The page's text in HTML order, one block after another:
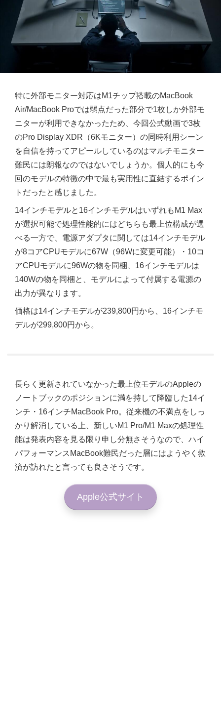
特に外部モニター対応はM1チップ搭載のMacBook
Air/MacBook Proでは弱点だった部分で1枚しか外部モ
ニターが利用できなかったため、今回公式動画で3枚
のPro Display XDR（6Kモニター）の同時利用シーン
を自信を持ってアピールしているのはマルチモニター
難民には朗報なのではないでしょうか。個人的にも今
回のモデルの特徴の中で最も実用性に直結するポイン
トだったと感じました。
14インチモデルと16インチモデルはいずれもM1 Max
が選択可能で処理性能的にはどちらも最上位構成が選
べる一方で、電源アダプタに関しては14インチモデル
が8コアCPUモデルに67W（96Wに変更可能）・10コ
アCPUモデルに96Wの物を同梱、16インチモデルは
140Wの物を同梱と、モデルによって付属する電源の
出力が異なります。
価格は14インチモデルが239,800円から、16インチモ
デルが299,800円から。
長らく更新されていなかった最上位モデルのAppleの
ノートブックのポジションに満を持して降臨した14イ
ンチ・16インチMacBook Pro。従来機の不満点をしっ
かり解消している上、新しいM1 Pro/M1 Maxの処理性
能は発表内容を見る限り申し分無さそうなので、ハイ
パフォーマンスMacBook難民だった層にはようやく救
済が訪れたと言っても良さそうです。
Apple公式サイト